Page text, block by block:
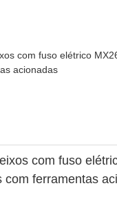
com fuso
com ferramentas